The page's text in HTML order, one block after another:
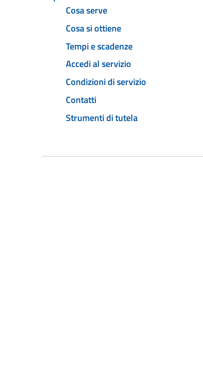
Cosa serve
Cosa si ottiene
Tempi e scadenze
Accedi al servizio
Condizioni di servizio
Contatti
Strumenti di tutela